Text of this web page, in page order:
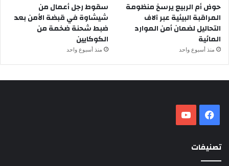
حوض أم الربيع يرسخ منظومة
المراقبة البيئية عبر آلاف
التحاليل لضمان أمن الموارد
المائية
منذ أسبوع واحد
سقوط رجل أعمال من
شيشاوة في قبضة الأمن بعد
ضبط شحنة ضخمة من
الكوكايين
منذ أسبوع واحد
فيسبوك
تصنيفات